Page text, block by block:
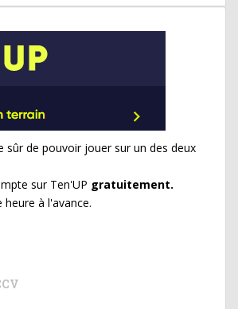
sûr de pouvoir jouer sur un des deux
sur Ten'UP gratuitement.
heure à l'avance.